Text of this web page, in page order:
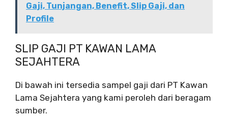
Gaji, Tunjangan, Benefit, Slip Gaji, dan
Profile
SLIP GAJI PT KAWAN LAMA
SEJAHTERA
Di bawah ini tersedia sampel gaji dari PT Kawan
Lama Sejahtera yang kami peroleh dari beragam
sumber.